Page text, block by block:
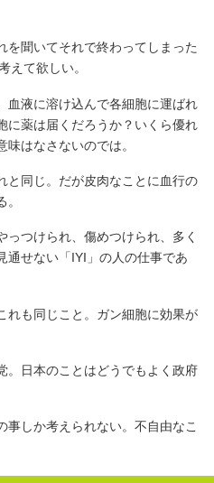
を聞いてそれで終わってしまった
えて欲しい。
血液に溶け込んで各細胞に運ばれ
に薬は届くだろうか？いくら優れ
はなさないのでは。
と同じ。だが皮肉なことに血行の
つけられ、傷めつけられ、多く
通せない「IYI」の人の仕事であ
れも同じこと。ガン細胞に効果が
。日本のことはどうでもよく政府
事しか考えられない。不自由なこ